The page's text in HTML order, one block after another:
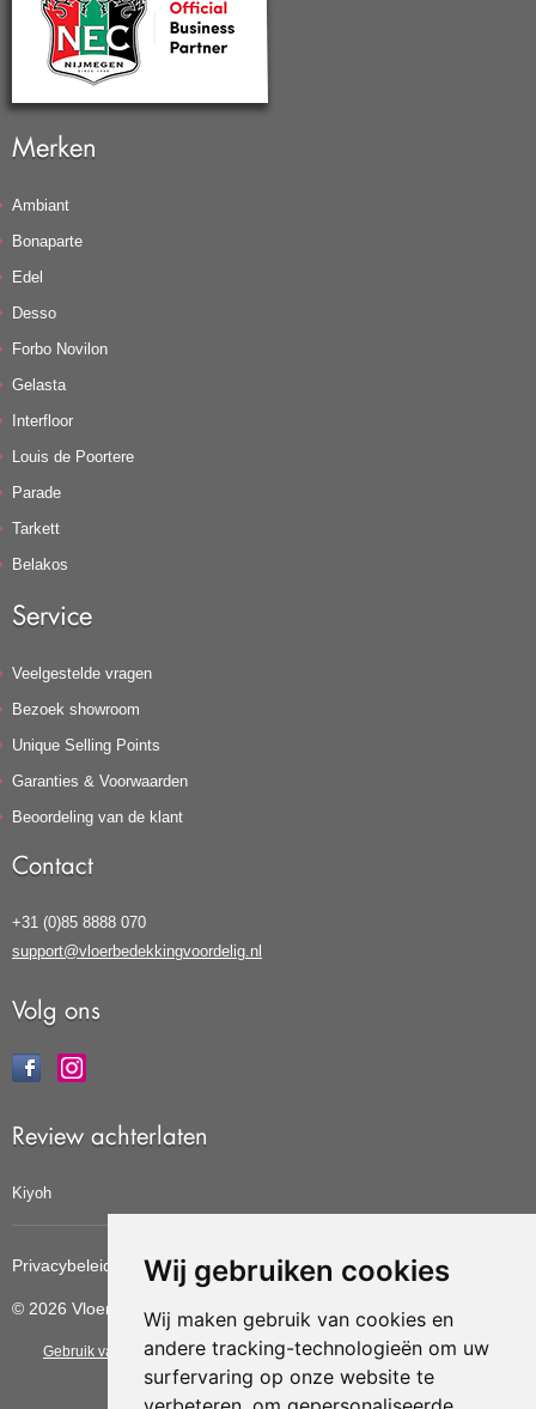
Wij gebruiken cookies
Wij maken gebruik van cookies en
andere tracking-technologieën om uw
surfervaring op onze website te
Merken
Ambiant
Bonaparte
Edel
Desso
Forbo Novilon
Gelasta
Interfloor
Louis de Poortere
Parade
Tarkett
Belakos
Service
Veelgestelde vragen
Bezoek showroom
Unique Selling Points
Garanties & Voorwaarden
Beoordeling van de klant
Contact
+31 (0)85 8888 070
support@vloerbedekkingvoordelig.nl
Volg ons
Review achterlaten
Kiyoh
Privacybeleid Cookiebeleid Update cookies voorkeuren
© 2026 Vloerbedekkingvoordelig
Gebruik van deze site betekent dat u dealgemene voorwaarden van CBW
erkende woonwinkels accepteert.